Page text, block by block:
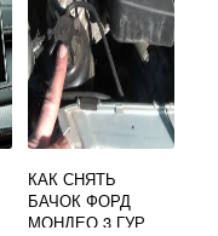
КАК СНЯТЬ
БАЧОК ФОРД
МОНДЕО 3 ГУР